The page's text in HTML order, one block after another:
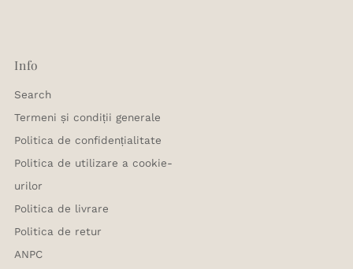
Info
Search
Termeni și condiții generale
Politica de confidențialitate
Politica de utilizare a cookie-
urilor
Politica de livrare
Politica de retur
ANPC